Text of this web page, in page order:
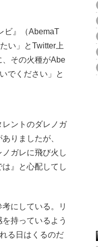
ビ』（AbemaT
い」とTwitter上
、その火種がAbe
でください」と
ントのダレノガ
りましたが、
ガレに飛び火し
』と心配してし
にしている。リ
持っているよう
る日はくるのだ